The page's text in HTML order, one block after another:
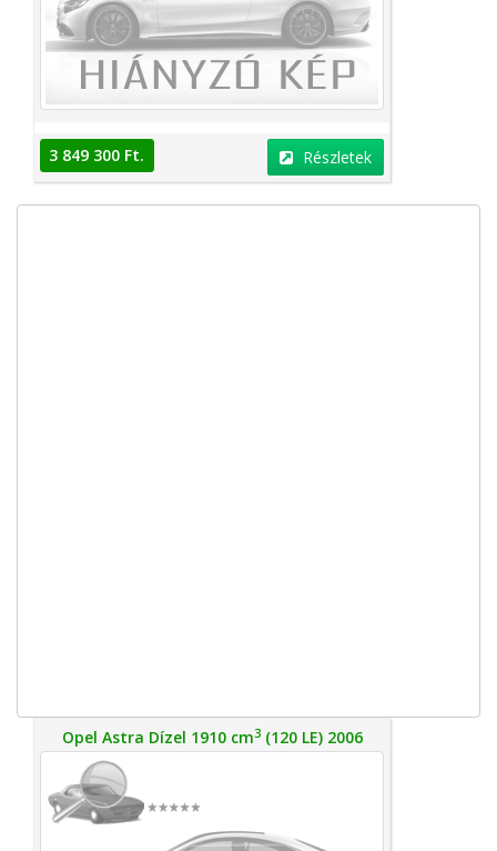
3 849 300 Ft. Részletek
Opel Astra Dízel 1910 cm3(120 LE) 2006